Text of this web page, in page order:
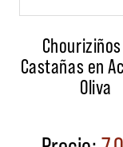
Castañas en
Oliva